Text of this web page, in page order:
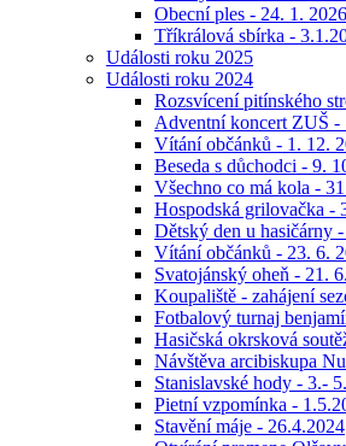
Obecní ples - 24. 1. 2026
Tříkrálová sbírka -
Události roku 2025
Události roku 2024
Rozsvícení pitínského
Adventní koncert ZUŠ -
Vítání občánků - 1. 12.
Beseda s důchodci - 9.
Všechno co má kola -
Hospodská grilovačka -
Dětský den u hasičárny
Vítání občánků - 23. 6.
Svatojánský oheň - 21.
Koupaliště - zahájení
Fotbalový turnaj
Hasičská okrsková
Návštěva arcibiskupa
Stanislavské hody - 3.-
Pietní vzpomínka -
Stavění máje - 26.4.2024